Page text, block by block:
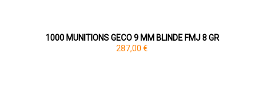
1000 MUNITIONS GECO 9 MM BLINDE FMJ 8 GR
287,00 €